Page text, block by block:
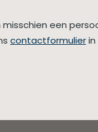
een
contactformulier